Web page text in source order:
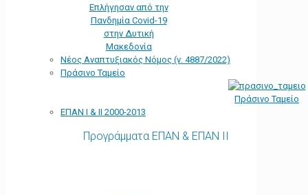
Επλήγησαν από την
Πανδημία Covid-19
στην Δυτική
Μακεδονία
Νέος Αναπτυξιακός Νόμος (ν. 4887/2022)
Πράσινο Ταμείο
Πράσινο Ταμείο
ΕΠΑΝ Ι & ΙΙ 2000-2013
Προγράμματα ΕΠΑΝ & ΕΠΑΝ ΙΙ